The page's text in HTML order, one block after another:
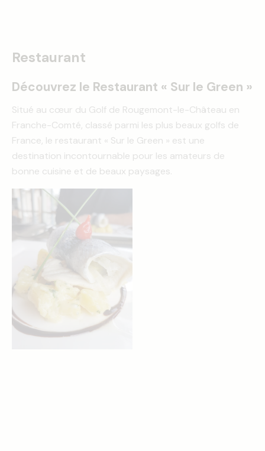
Restaurant
Découvrez le Restaurant « Sur le Green »
Situé au cœur du Golf de Rougemont-le-Château en
Franche-Comté, classé parmi les plus beaux golfs de
France, le restaurant « Sur le Green » est une
destination incontournable pour les amateurs de
bonne cuisine et de beaux paysages.